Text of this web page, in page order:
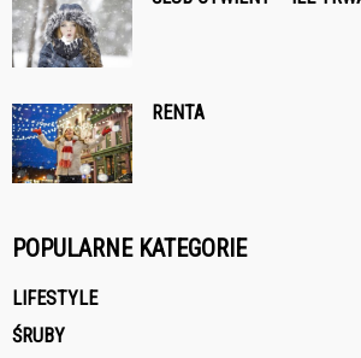
RENTA
POPULARNE KATEGORIE
LIFESTYLE
ŚRUBY